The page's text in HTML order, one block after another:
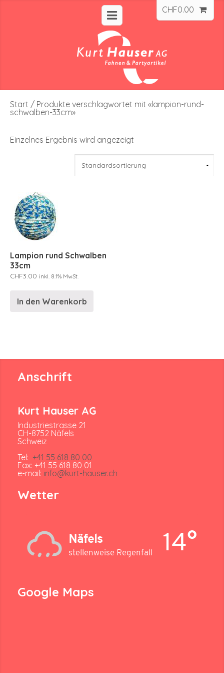
CHF0.00
Start / Produkte verschlagwortet mit «lampion-rund-
schwalben-33cm»
Einzelnes Ergebnis wird angezeigt
Lampion rund Schwalben
33cm
CHF3.00 inkl. 8.1% MwSt.
In den Warenkorb
Anschrift
Kurt Hauser AG
Industriestrasse 21
CH-8752 Näfels
Schweiz
Tel: +41 55 618 80 00
Fax: +41 55 618 80 01
e-mail: info@kurt-hauser.ch
Wetter
Näfels
stellenweise Regenfall 14°
Google Maps